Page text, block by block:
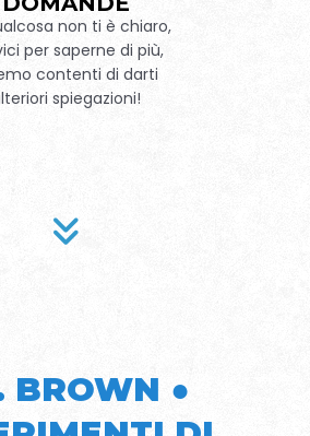
non ti è chiaro,
per saperne di più,
contenti di darti
spiegazioni!
BROWN ●